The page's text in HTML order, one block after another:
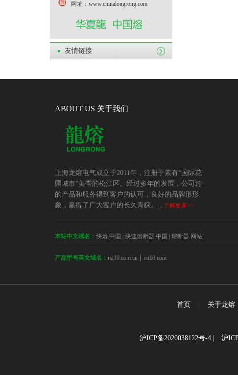
网址：www.chinalongrong.com
友情链接
ABOUT US 关于我们
上海龙熔电气成立于2011年，注册于素有“国际花
园城市”美誉的松江区。经过多年的发展，公司过
的产品和服务得到客户的认可，良好的品牌形形
象，赢得了广大客户的长久青睐。...了解更多>>
本站中文域名： 快熔.中国 快速熔断器.中国 熔断器.网站
产品型号英文域名： rst10.com.cn | rst10.com
首页 关于龙熔
沪ICP备2020038122号-4| 沪